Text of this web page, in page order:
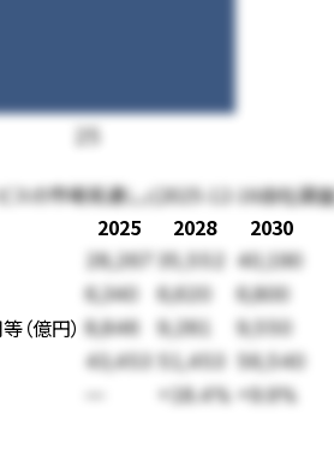
25
スの市場見通し」(2025-12-16自社調
2025 2028
2030
28,267 35,552 40,190
6,340 6,620 6,800
等（億円） 8,846 9,281 9,550
43,453 51,453 56,540
+18.4% +9.9%